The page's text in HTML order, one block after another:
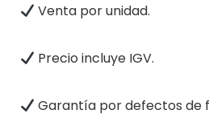
Venta por unidad.
Precio incluye IGV.
Garantía por defectos de